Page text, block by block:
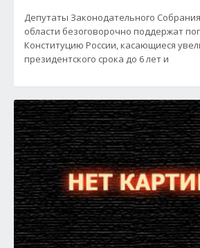
Депутаты Законодательного
области безоговорочно поддержат
Конституцию России, касающиеся
президентского срока до 6 лет и